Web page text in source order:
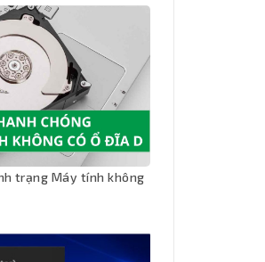
trạng Máy tính không